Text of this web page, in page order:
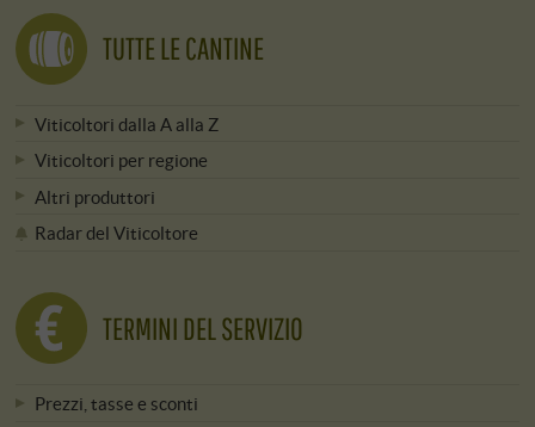
TUTTE LE CANTINE
Viticoltori dalla A alla Z
Viticoltori per regione
Altri produttori
Radar del Viticoltore
TERMINI DEL SERVIZIO
Prezzi, tasse e sconti